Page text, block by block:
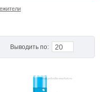
Выводить по: 20